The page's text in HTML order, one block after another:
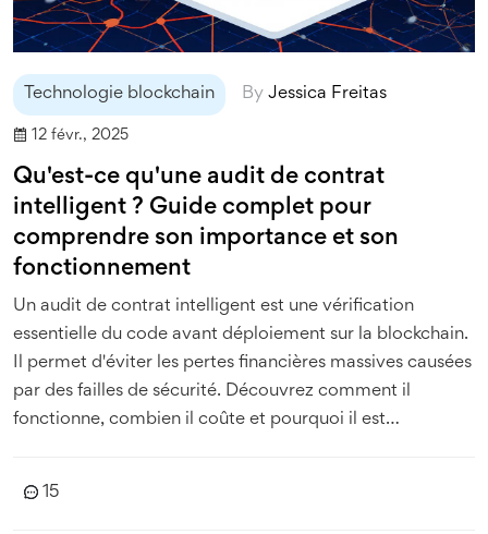
Technologie blockchain By Jessica Freitas
12 févr., 2025
Qu'est-ce qu'une audit de contrat
intelligent ? Guide complet pour
comprendre son importance et son
fonctionnement
Un audit de contrat intelligent est une vérification
essentielle du code avant déploiement sur la blockchain.
Il permet d'éviter les pertes financières massives causées
par des failles de sécurité. Découvrez comment il
fonctionne, combien il coûte et pourquoi il est
15